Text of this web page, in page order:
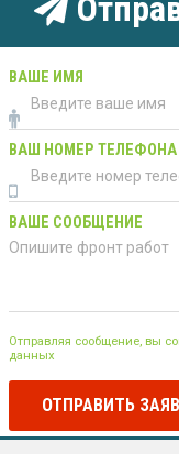
ВАШЕ ИМЯ
ВАШ НОМЕР ТЕЛЕФОНА
ВАШЕ СООБЩЕНИЕ
Отправляя сообщение, вы
данных
ОТПРАВИТЬ